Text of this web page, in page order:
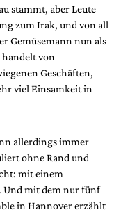
stammt, aber Leute
zum Irak, und von all
Gemüsemann nun als
von
Geschäften,
viel Einsamkeit in
allerdings immer
ohne Rand und
mit einem
Und mit dem nur fünf
in Hannover erzählt